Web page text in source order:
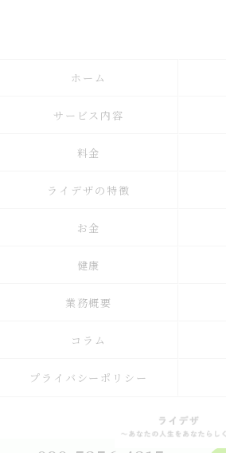
ホーム
サービス内容
料金
ライデザの特徴
お金
健康
業務概要
コラム
プライバシーポリシー